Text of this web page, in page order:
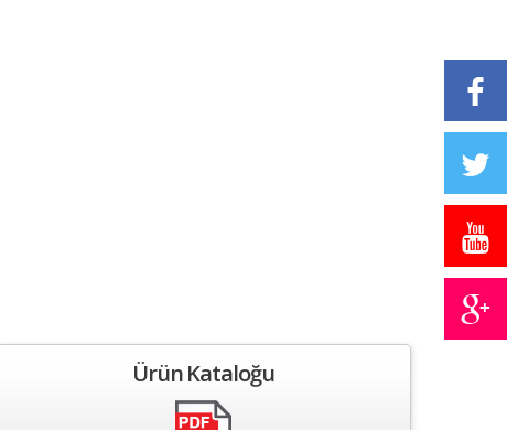
Ürün Kataloğu